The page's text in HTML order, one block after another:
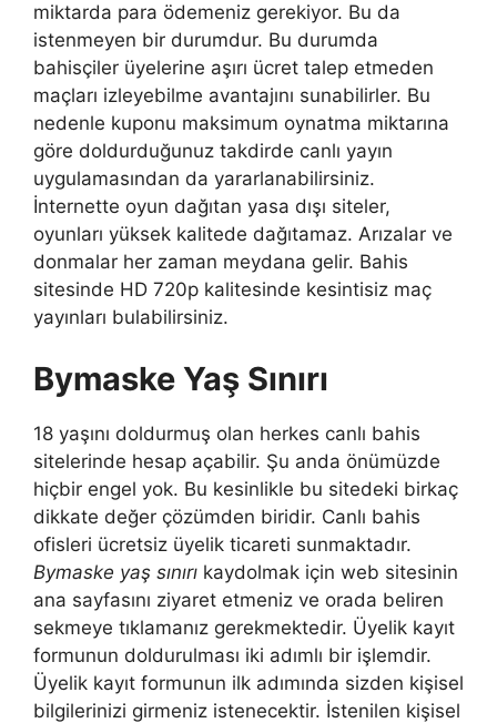
miktarda para ödemeniz gerekiyor. Bu da
istenmeyen bir durumdur. Bu durumda
bahisçiler üyelerine aşırı ücret talep etmeden
maçları izleyebilme avantajını sunabilirler. Bu
nedenle kuponu maksimum oynatma miktarına
göre doldurduğunuz takdirde canlı yayın
uygulamasından da yararlanabilirsiniz.
İnternette oyun dağıtan yasa dışı siteler,
oyunları yüksek kalitede dağıtamaz. Arızalar ve
donmalar her zaman meydana gelir. Bahis
sitesinde HD 720p kalitesinde kesintisiz maç
yayınları bulabilirsiniz.
Bymaske Yaş Sınırı
18 yaşını doldurmuş olan herkes canlı bahis
sitelerinde hesap açabilir. Şu anda önümüzde
hiçbir engel yok. Bu kesinlikle bu sitedeki birkaç
dikkate değer çözümden biridir. Canlı bahis
ofisleri ücretsiz üyelik ticareti sunmaktadır.
Bymaske yaş sınırı kaydolmak için web sitesinin
ana sayfasını ziyaret etmeniz ve orada beliren
sekmeye tıklamanız gerekmektedir. Üyelik kayıt
formunun doldurulması iki adımlı bir işlemdir.
Üyelik kayıt formunun ilk adımında sizden kişisel
bilgilerinizi girmeniz istenecektir. İstenilen kişisel